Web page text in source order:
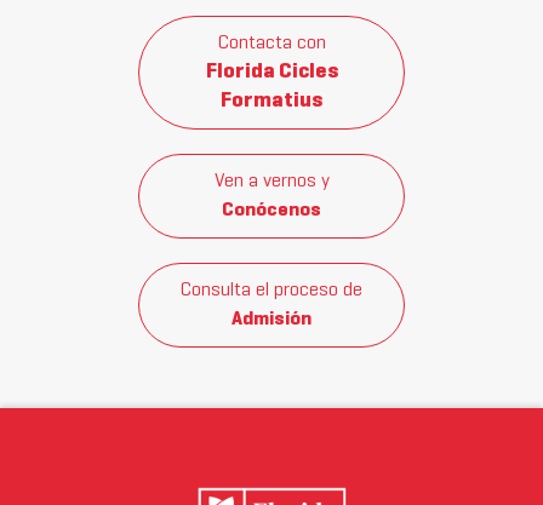
Contacta con
Florida Cicles
Formatius
Ven a vernos y
Conócenos
Consulta el proceso de
Admisión